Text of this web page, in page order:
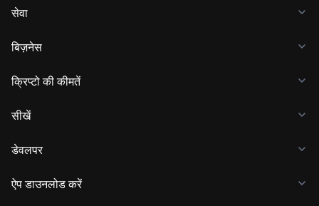
सेवा
बिज़नेस
क्रिप्टो की कीमतें
सीखें
डेवलपर
ऐप डाउनलोड करें